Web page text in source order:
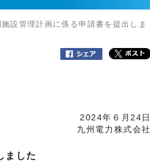
設管理計画に係る申請書を提出しま
2024年６月24日
九州電力株式会社
ました